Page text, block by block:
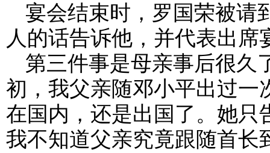
宴会结束时，罗国荣被请
人的话告诉他，并代表出
第三件事是母亲事后很久
初，我父亲随邓小平出过一
在国内，还是出国了。她只
我不知道父亲究竟跟随首长